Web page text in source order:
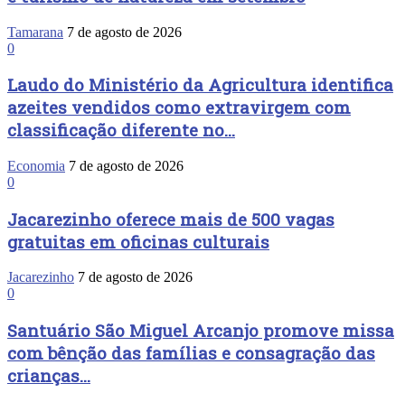
Tamarana 7 de agosto de 2026
0
Laudo do Ministério da Agricultura identifica
azeites vendidos como extravirgem com
classificação diferente no...
Economia 7 de agosto de 2026
0
Jacarezinho oferece mais de 500 vagas
gratuitas em oficinas culturais
Jacarezinho 7 de agosto de 2026
0
Santuário São Miguel Arcanjo promove missa
com bênção das famílias e consagração das
crianças...